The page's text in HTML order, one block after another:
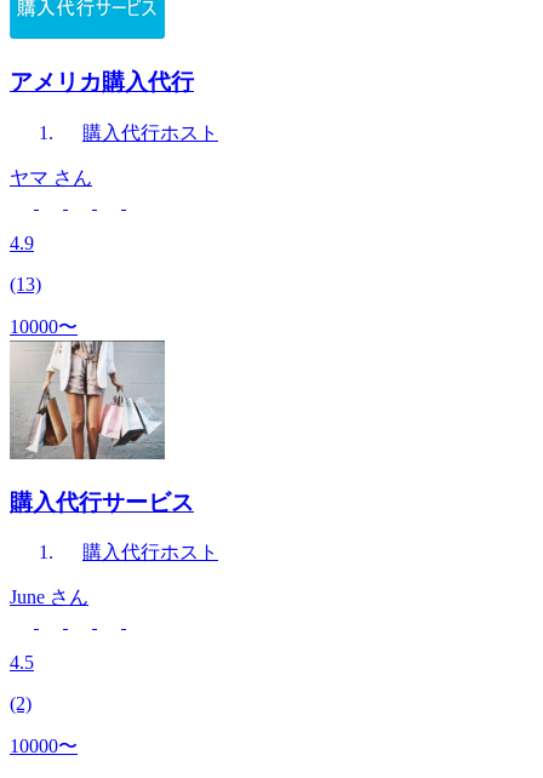
アメリカ購入代行
購入代行ホスト
ヤマ さん
4.9
(13)
10000〜
購入代行サービス
購入代行ホスト
June さん
4.5
(2)
10000〜